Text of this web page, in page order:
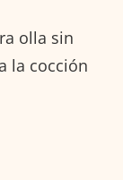
olla sin
la cocción